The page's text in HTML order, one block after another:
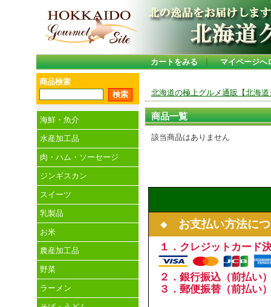
カートをみる｜ マイページへ
商品検索
海鮮・魚介
水産加工品
肉・ハム・ソーセージ
ジンギスカン
スイーツ
乳製品
お米
農産加工品
野菜
ラーメン
北海道の極上グルメ通販【北海道
商品一覧
該当商品はありません
◆ お支払い方法につ
１．クレジットカード
２．銀行振込（前払い
３．郵便振替（前払い